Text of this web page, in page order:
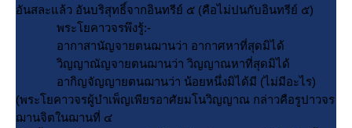
อันสละแล้ว อันบริสุทธิ์จากอินทรีย์ ๕ (คือไม่ปนกับอินทรีย์ ๕)
พระโยคาวจรพึงรู้:-
อากาสานัญจายตนฌานว่า อากาศหาที่สุดมิได้
วิญญาณัญจายตนฌานว่า วิญญาณหาที่สุดมิได้
อากิญจัญญายตนฌานว่า น้อยหนึ่งมิได้มี (ไม่มีอะไร)
(พระโยคาวจรผู้บำเพ็ญเพียรอาศัยมโนวิญญาณ กล่าวคือรูปาวจร
ฌานจิตในฌานที่ ๔